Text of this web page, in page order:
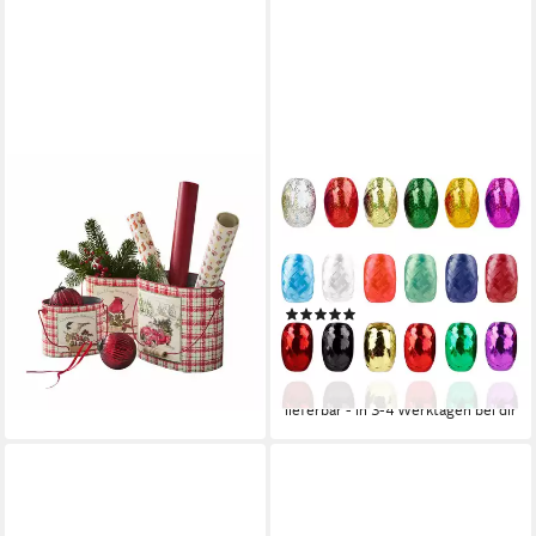
Geschenkband Übertopf 3er
Set Fuzzy rot
44,95 € UVP49,95 €
-10%
lieferbar - in 4-5 Werktagen bei dir
HAPPYMAS
Geschenkband 18er
Ringelband Set mit bunten
Farben je 20 Meter -
Geschenkband
6,99 € UVP8,99 €
(0,39 €/ 1 Stk)
-22%
lieferbar - in 3-4 Werktagen bei dir